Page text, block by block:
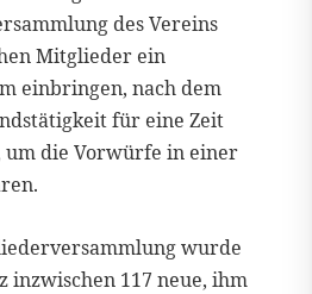
des Vereins
Mitglieder ein
einbringen, nach dem
für eine Zeit
um die Vorwürfe in einer
wurde
inzwischen 117 neue, ihm